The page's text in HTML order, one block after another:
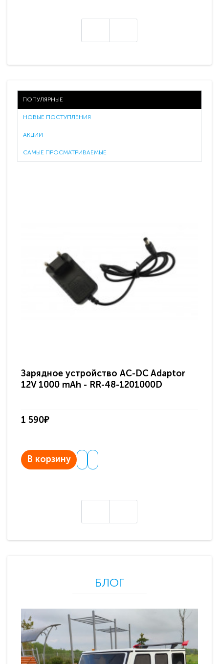
ПОПУЛЯРНЫЕ
НОВЫЕ ПОСТУПЛЕНИЯ
АКЦИИ
САМЫЕ ПРОСМАТРИВАЕМЫЕ
Зарядное устройство AC-DC Adaptor
12V 1000 mAh - RR-48-1201000D
1 590₽
В корзину
БЛОГ